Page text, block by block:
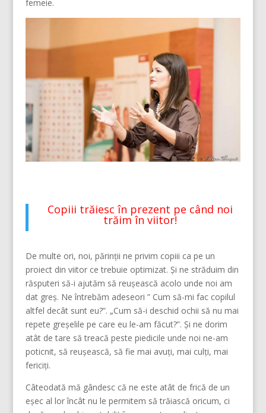
femeie.
Copiii trăiesc în prezent pe când noi
trăim în viitor!
De multe ori, noi, părinții ne privim copiii ca pe un
proiect din viitor ce trebuie optimizat. Și ne străduim din
răsputeri să-i ajutăm să reușească acolo unde noi am
dat greș. Ne întrebăm adeseori ” Cum să-mi fac copilul
altfel decât sunt eu?”. „Cum să-i deschid ochii să nu mai
repete greșelile pe care eu le-am făcut?”. Și ne dorim
atât de tare să treacă peste piedicile unde noi ne-am
poticnit, să reușească, să fie mai avuți, mai culți, mai
fericiți.
Câteodată mă gândesc că ne este atât de frică de un
eșec al lor încât nu le permitem să trăiască oricum, ci